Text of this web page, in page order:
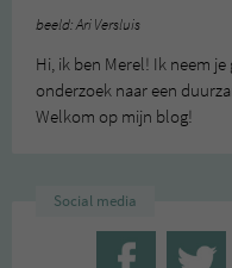
beeld: Ari Versluis
Hi, ik ben Merel! Ik neem
onderzoek naar een
Welkom op mijn blog!
Social media